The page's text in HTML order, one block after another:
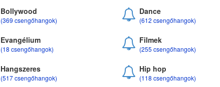
Bollywood
(369 csengőhangok)
Dance
(612 csengőhangok)
Evangélium
(18 csengőhangok)
Filmek
(255 csengőhangok)
Hangszeres
(517 csengőhangok)
Hip hop
(118 csengőhangok)